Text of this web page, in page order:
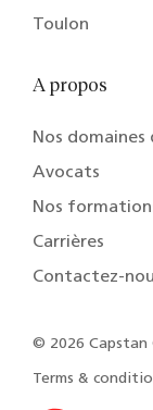
Toulon
A propos
Nos
Avocats
Nos
Carrières
Contactez-
© 2026 Capstan
Terms &